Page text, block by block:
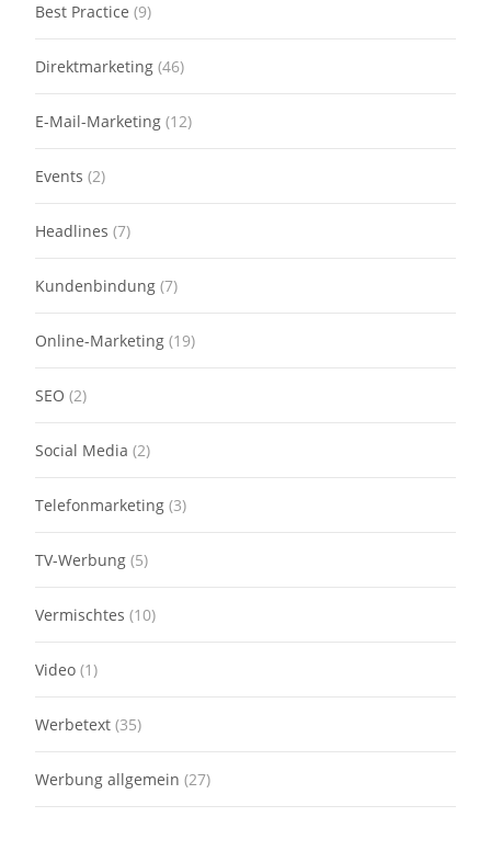
Best Practice (9)
Direktmarketing (46)
E-Mail-Marketing (12)
Events (2)
Headlines (7)
Kundenbindung (7)
Online-Marketing (19)
SEO (2)
Social Media (2)
Telefonmarketing (3)
TV-Werbung (5)
Vermischtes (10)
Video (1)
Werbetext (35)
Werbung allgemein (27)